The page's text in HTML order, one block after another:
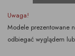
Uwaga!
Modele prezentowane
odbiegać wyglądem